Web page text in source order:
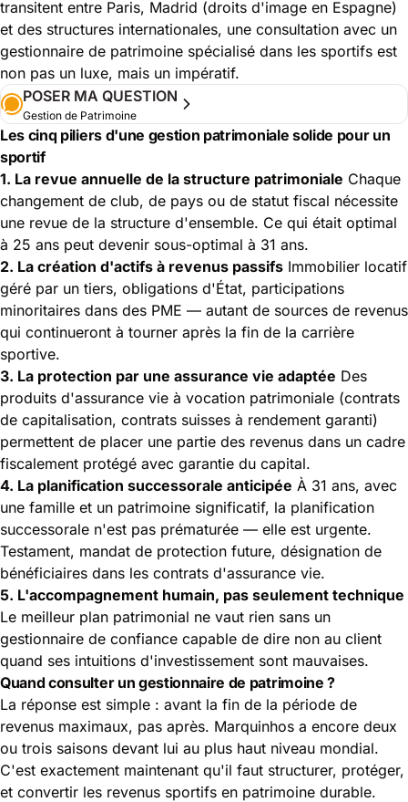
transitent entre Paris, Madrid (droits d'image en Espagne)
et des structures internationales, une consultation avec un
gestionnaire de patrimoine spécialisé dans les sportifs est
non pas un luxe, mais un impératif.
POSER MA QUESTION
Gestion de Patrimoine
Les cinq piliers d'une gestion patrimoniale solide pour un
sportif
1. La revue annuelle de la structure patrimoniale Chaque
changement de club, de pays ou de statut fiscal nécessite
une revue de la structure d'ensemble. Ce qui était optimal
à 25 ans peut devenir sous-optimal à 31 ans.
2. La création d'actifs à revenus passifs Immobilier locatif
géré par un tiers, obligations d'État, participations
minoritaires dans des PME — autant de sources de revenus
qui continueront à tourner après la fin de la carrière
sportive.
3. La protection par une assurance vie adaptée Des
produits d'assurance vie à vocation patrimoniale (contrats
de capitalisation, contrats suisses à rendement garanti)
permettent de placer une partie des revenus dans un cadre
fiscalement protégé avec garantie du capital.
4. La planification successorale anticipée À 31 ans, avec
une famille et un patrimoine significatif, la planification
successorale n'est pas prématurée — elle est urgente.
Testament, mandat de protection future, désignation de
bénéficiaires dans les contrats d'assurance vie.
5. L'accompagnement humain, pas seulement technique
Le meilleur plan patrimonial ne vaut rien sans un
gestionnaire de confiance capable de dire non au client
quand ses intuitions d'investissement sont mauvaises.
Quand consulter un gestionnaire de patrimoine ?
La réponse est simple : avant la fin de la période de
revenus maximaux, pas après. Marquinhos a encore deux
ou trois saisons devant lui au plus haut niveau mondial.
C'est exactement maintenant qu'il faut structurer, protéger,
et convertir les revenus sportifs en patrimoine durable.